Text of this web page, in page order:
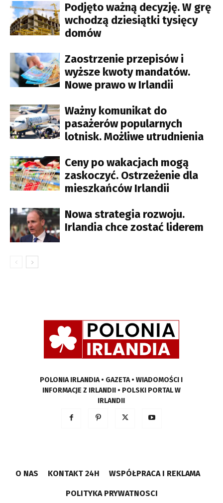
Podjęto ważną decyzję. W grę
wchodzą dziesiątki tysięcy
domów
Zaostrzenie przepisów i
wyższe kwoty mandatów.
Nowe prawo w Irlandii
Ważny komunikat do
pasażerów popularnych
lotnisk. Możliwe utrudnienia
Ceny po wakacjach mogą
zaskoczyć. Ostrzeżenie dla
mieszkańców Irlandii
Nowa strategia rozwoju.
Irlandia chce zostać liderem
POLONIA IRLANDIA • GAZETA • WIADOMOŚCI I
INFORMACJE Z IRLANDII • POLSKI PORTAL W
IRLANDII
O NAS KONTAKT 24H WSPÓŁPRACA I REKLAMA
POLITYKA PRYWATNOSCI